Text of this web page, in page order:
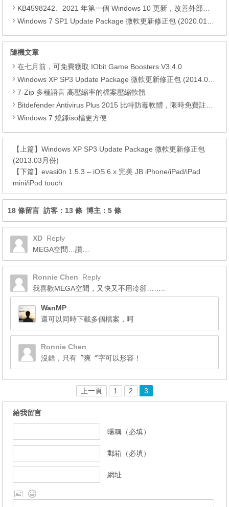
KB4598242、2021 年第一個 Windows 10 更新，改善外部裝置安全性、解決HTTPS安全漏洞、印表機呼叫(RPC)漏洞
Windows 7 SP1 Update Package 微軟更新修正包 (2020.01月份)
隨機文章
在七月前，可免費獲取 IObit Game Boosters V3.4.0
Windows XP SP3 Update Package 微軟更新修正包 (2014.04月份)
7-Zip 多種語言 高壓縮率的檔案壓縮軟體
Bitdefender Antivirus Plus 2015 比特防毒軟體，限時免費註冊碼
Windows 7 燒錄iso檔更方便
【上篇】Windows XP SP3 Update Package 微軟更新修正包
(2013.03月份)
【下篇】evasi0n 1.5.3 – iOS 6.x 完美 JB iPhone/iPad/iPad
mini/iPod touch
18 條留言 訪客：13 條 博主：5 條
XD Reply
MEGA空間…讚…
Ronnie Chen
Reply
我喜歡MEGA空間，又快又不用冷卻……..
WanMP
還可以同時下載多個檔案，呵
Ronnie Chen
沒錯，只有〝爽〞字可以形容！
上一頁 1 2 3
給我留言
暱稱（必填）
郵箱（必填）
網址